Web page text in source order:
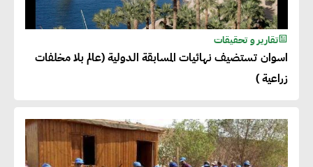
تقارير و تحقيقات
اسوان تستضيف نهائيات المسابقة الدولية (عالم بلا مخلفات
زراعية )